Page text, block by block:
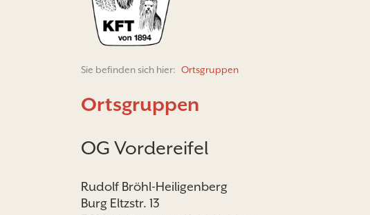
Sie befinden sich hier: Ortsgruppen
Ortsgruppen
OG Vordereifel
Rudolf Bröhl-Heiligenberg
Burg Eltzstr. 13